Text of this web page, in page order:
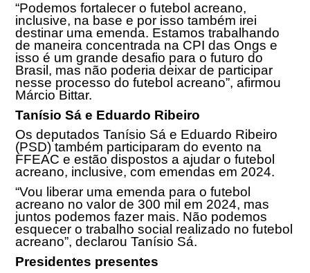
“Podemos fortalecer o futebol acreano,
inclusive, na base e por isso também irei
destinar uma emenda. Estamos trabalhando
de maneira concentrada na CPI das Ongs e
isso é um grande desafio para o futuro do
Brasil, mas não poderia deixar de participar
nesse processo do futebol acreano”, afirmou
Márcio Bittar.
Tanísio Sá e Eduardo Ribeiro
Os deputados Tanísio Sá e Eduardo Ribeiro
(PSD) também participaram do evento na
FFEAC e estão dispostos a ajudar o futebol
acreano, inclusive, com emendas em 2024.
“Vou liberar uma emenda para o futebol
acreano no valor de 300 mil em 2024, mas
juntos podemos fazer mais. Não podemos
esquecer o trabalho social realizado no futebol
acreano”, declarou Tanísio Sá.
Presidentes presentes